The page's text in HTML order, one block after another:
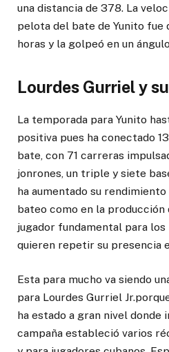
una distancia de 378. La
pelota del bate de Yunito fue
horas y la golpeó en un
Lourdes Gurriel y
La temporada para Yunito
positiva pues ha conectado
bate, con 71 carreras
jonrones, un triple y siete
ha aumentado su
bateo como en la producción
jugador fundamental para los
quieren repetir su presencia
Esta para mucho va siendo
para Lourdes Gurriel
ha estado a gran nivel donde
campaña estableció varios